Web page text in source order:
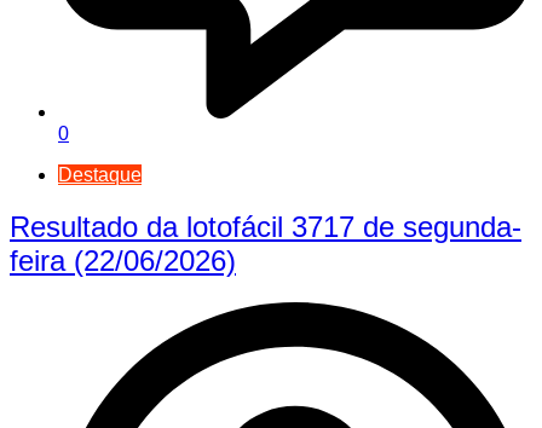
0
Destaque
Resultado da lotofácil 3717 de segunda-
feira (22/06/2026)